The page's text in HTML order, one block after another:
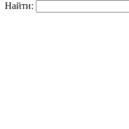
Найти: